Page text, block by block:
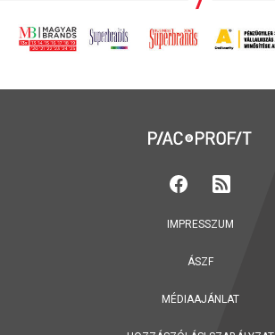
IMPRESSZUM
ÁSZF
MÉDIAAJÁNLAT